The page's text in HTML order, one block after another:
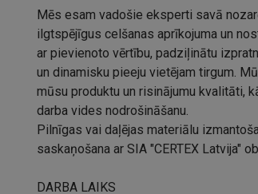
Mēs esam vadošie eksperti savā
ilgtspējīgus celšanas aprīkojuma un
ar pievienoto vērtību, padziļinātu
un dinamisku pieeju vietējam tirgum.
mūsu produktu un risinājumu kvalitāti,
darba vides nodrošināšanu.
Pilnīgas vai daļējas materiālu
saskaņošana ar SIA "CERTEX Latvija"
DARBA LAIKS